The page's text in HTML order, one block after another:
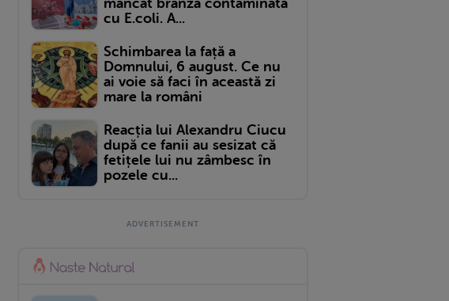
mâncat brânză contaminată
cu E.coli. A...
Schimbarea la față a
Domnului, 6 august. Ce nu
ai voie să faci în această zi
mare la români
Reacția lui Alexandru Ciucu
după ce fanii au sesizat că
fetițele lui nu zâmbesc în
pozele cu...